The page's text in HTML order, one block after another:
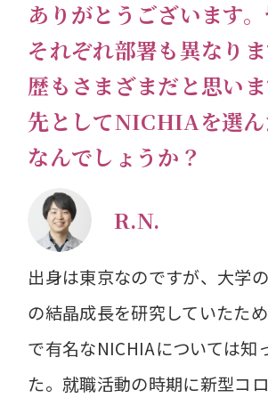
ありがとうございます。
それぞれ部署も異なり
歴もさまざまだと思い
先としてNICHIAを選
なんでしょうか？
R.N.
出身は東京なのですが、大学
の結晶成長を研究していたた
で有名なNICHIAについては知
た。就職活動の時期に新型コ